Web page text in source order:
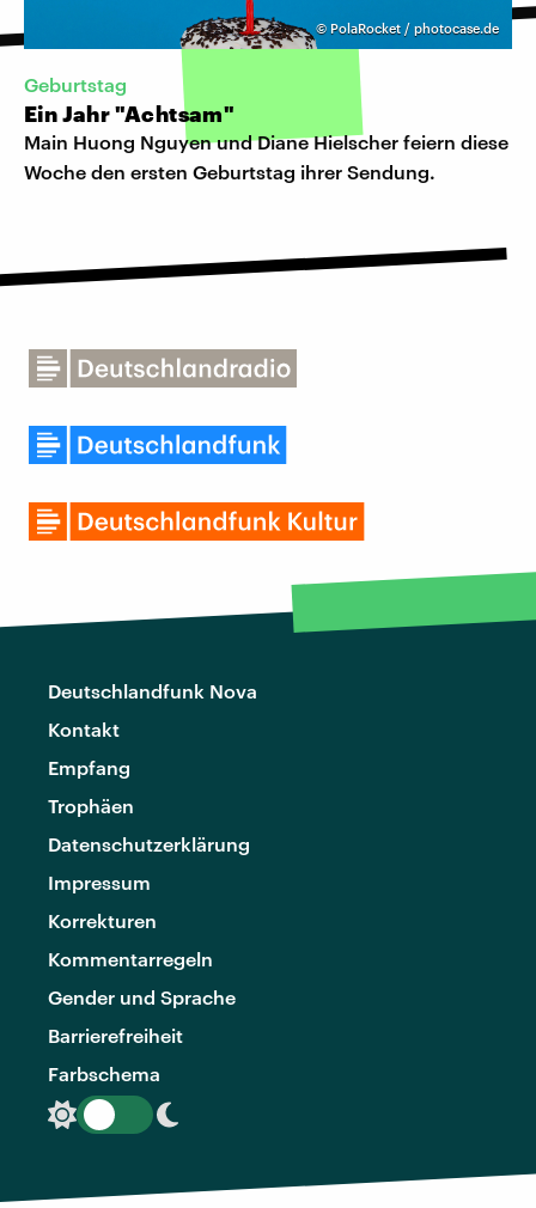
© PolaRocket / photocase.de
Geburtstag
Ein Jahr "Achtsam"
Main Huong Nguyen und Diane Hielscher feiern diese
Woche den ersten Geburtstag ihrer Sendung.
Deutschlandfunk Nova
Kontakt
Empfang
Trophäen
Datenschutzerklärung
Impressum
Korrekturen
Kommentarregeln
Gender und Sprache
Barrierefreiheit
Farbschema